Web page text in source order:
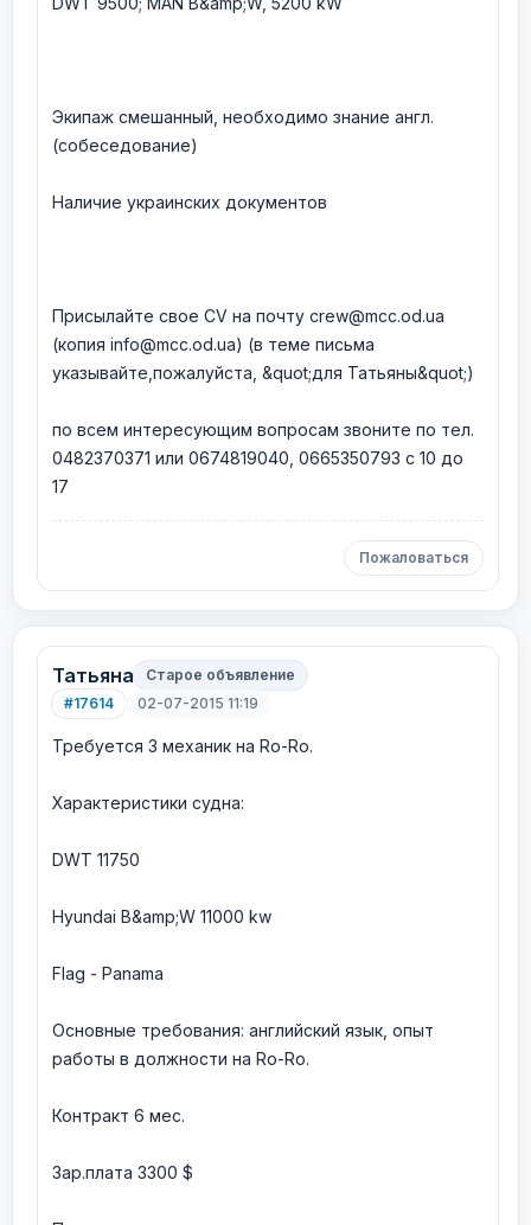
Экипаж смешанный, необходимо знание англ.
(собеседование)
Наличие украинских документов
Присылайте свое CV на почту crew@mcc.od.ua
(копия info@mcc.od.ua) (в теме письма
указывайте,пожалуйста, &quot;для Татьяны&quot;)
по всем интересующим вопросам звоните по тел.
0482370371 или 0674819040, 0665350793 с 10 до
17
Пожаловаться
Татьяна
Старое объявление
#17614
02-07-2015 11:19
Требуется 3 механик на Ro-Ro.
Характеристики судна:
DWT 11750
Hyundai B&amp;W 11000 kw
Flag - Panama
Основные требования: английский язык, опыт
работы в должности на Ro-Ro.
Контракт 6 мес.
Зар.плата 3300 $